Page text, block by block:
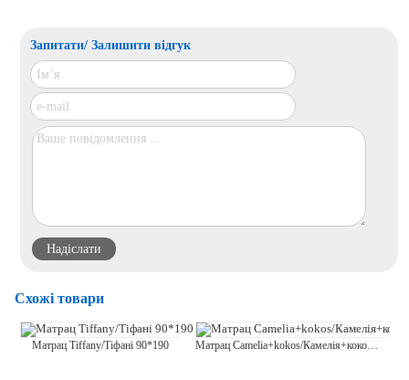
Запитати/ Залишити відгук
Схожі товари
Матрац Tiffany/Тіфані 90*190 Матрац Camelia+kokos/Камелія+кокос 90*190